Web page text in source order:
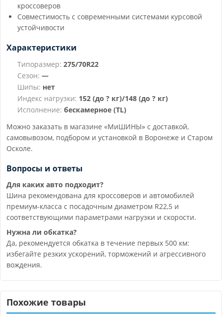
кроссоверов
Совместимость с современными системами курсовой
устойчивости
Характеристики
Типоразмер: 275/70R22
Сезон: —
Шипы: нет
Индекс нагрузки: 152 (до ? кг)/148 (до ? кг)
Исполнение: бескамерное (TL)
Можно заказать в магазине «МиШИНЫ» с доставкой,
самовывозом, подбором и установкой в Воронеже и Старом
Осколе.
Вопросы и ответы
Для каких авто подходит?
Шина рекомендована для кроссоверов и автомобилей
премиум-класса с посадочным диаметром R22,5 и
соответствующими параметрами нагрузки и скорости.
Нужна ли обкатка?
Да, рекомендуется обкатка в течение первых 500 км:
избегайте резких ускорений, торможений и агрессивного
вождения.
Похожие товары